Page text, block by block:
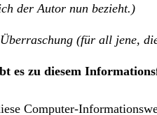
der Autor nun bezieht.)
(für all jene,
es zu diesem
Computer-